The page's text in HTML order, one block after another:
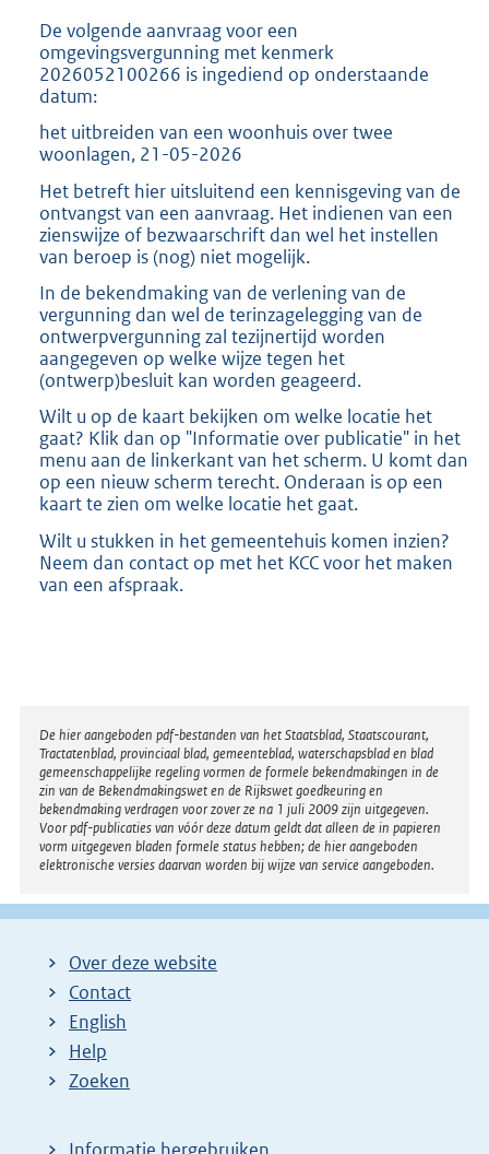
e
:
2
K
De volgende aanvraag voor een
omgevingsvergunning met kenmerk
2026052100266 is ingediend op onderstaande
datum:
het uitbreiden van een woonhuis over twee
woonlagen, 21-05-2026
Het betreft hier uitsluitend een kennisgeving van de
ontvangst van een aanvraag. Het indienen van een
zienswijze of bezwaarschrift dan wel het instellen
van beroep is (nog) niet mogelijk.
In de bekendmaking van de verlening van de
vergunning dan wel de terinzagelegging van de
ontwerpvergunning zal tezijnertijd worden
aangegeven op welke wijze tegen het
(ontwerp)besluit kan worden geageerd.
Wilt u op de kaart bekijken om welke locatie het
gaat? Klik dan op "Informatie over publicatie" in het
menu aan de linkerkant van het scherm. U komt dan
op een nieuw scherm terecht. Onderaan is op een
kaart te zien om welke locatie het gaat.
Wilt u stukken in het gemeentehuis komen inzien?
Neem dan contact op met het KCC voor het maken
van een afspraak.
Disclaimer
De hier aangeboden pdf-bestanden van het Staatsblad, Staatscourant,
Tractatenblad, provinciaal blad, gemeenteblad, waterschapsblad en blad
gemeenschappelijke regeling vormen de formele bekendmakingen in de
zin van de Bekendmakingswet en de Rijkswet goedkeuring en
bekendmaking verdragen voor zover ze na 1 juli 2009 zijn uitgegeven.
Voor pdf-publicaties van vóór deze datum geldt dat alleen de in papieren
vorm uitgegeven bladen formele status hebben; de hier aangeboden
elektronische versies daarvan worden bij wijze van service aangeboden.
Over deze website
Contact
English
Help
Zoeken